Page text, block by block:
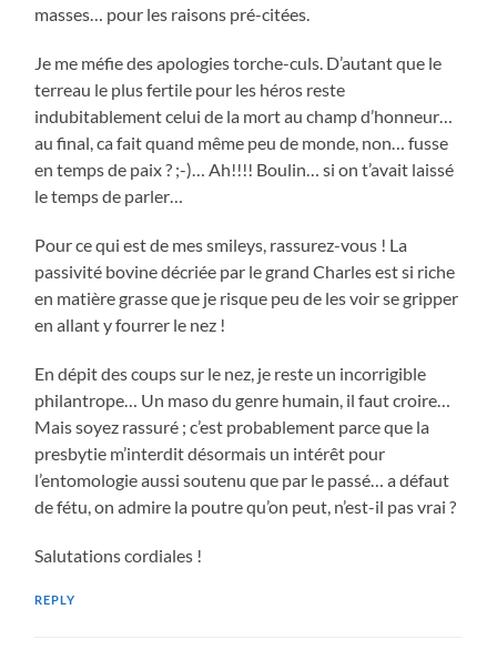
masses… pour les raisons pré-citées.
Je me méfie des apologies torche-culs. D’autant que le
terreau le plus fertile pour les héros reste
indubitablement celui de la mort au champ d’honneur…
au final, ca fait quand même peu de monde, non… fusse
en temps de paix ? ;-)… Ah!!!! Boulin… si on t’avait laissé
le temps de parler…
Pour ce qui est de mes smileys, rassurez-vous ! La
passivité bovine décriée par le grand Charles est si riche
en matière grasse que je risque peu de les voir se gripper
en allant y fourrer le nez !
En dépit des coups sur le nez, je reste un incorrigible
philantrope… Un maso du genre humain, il faut croire…
Mais soyez rassuré ; c’est probablement parce que la
presbytie m’interdit désormais un intérêt pour
l’entomologie aussi soutenu que par le passé… a défaut
de fétu, on admire la poutre qu’on peut, n’est-il pas vrai ?
Salutations cordiales !
REPLY